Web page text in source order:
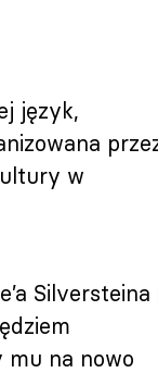
język,
w
Silversteina
mu na nowo